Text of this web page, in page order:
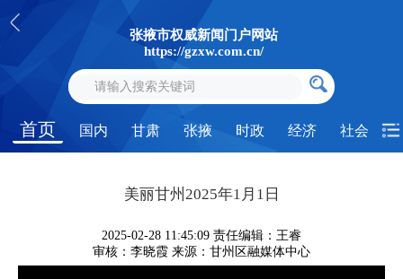
张掖市权威新闻门户网站
https://gzxw.com.cn/
首页 国内 甘肃 张掖 时政 经济 社会
美丽甘州2025年1月1日
2025-02-28 11:45:09 责任编辑：王睿
审核：李晓霞 来源：甘州区融媒体中心